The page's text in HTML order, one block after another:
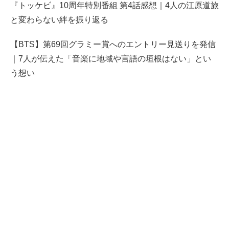
『トッケビ』10周年特別番組 第4話感想｜4人の江原道旅
と変わらない絆を振り返る
【BTS】第69回グラミー賞へのエントリー見送りを発信
｜7人が伝えた「音楽に地域や言語の垣根はない」とい
う想い